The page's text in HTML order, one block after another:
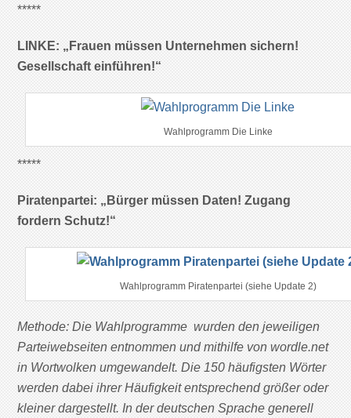
*****
LINKE: „Frauen müssen Unternehmen sichern!
Gesellschaft einführen!“
Wahlprogramm Die Linke
*****
Piratenpartei: „Bürger müssen Daten! Zugang
fordern Schutz!“
Wahlprogramm Piratenpartei (siehe Update 2)
Methode: Die Wahlprogramme wurden den jeweiligen
Parteiwebseiten entnommen und mithilfe von wordle.net
in Wortwolken umgewandelt. Die 150 häufigsten Wörter
werden dabei ihrer Häufigkeit entsprechend größer oder
kleiner dargestellt. In der deutschen Sprache generell